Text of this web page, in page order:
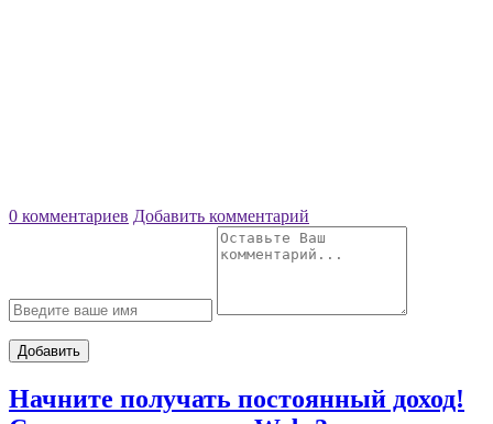
0 комментариев Добавить комментарий
Добавить
Начните получать постоянный доход!